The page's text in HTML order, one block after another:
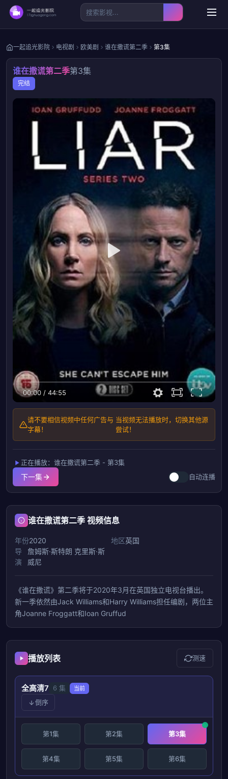
一起追光影院 电视剧 欧美剧 谁在撒谎第二季 第3集
谁在撒谎第二季第3集
完结
00:00 / 44:55
请不要相信视频中任何广告与
字幕！
当视频无法播放时，切换其他源
尝试！
正在播放：谁在撒谎第二季 - 第3集
下一集 自动连播
谁在撒谎第二季 视频信息
年份2020 地区英国
导
演
詹姆斯·斯特朗 克里斯·斯
威尼
《谁在撒谎》第二季将于2020年3月在英国独立电视台播出。
新一季依然由Jack Williams和Harry Williams担任编剧，两位主
角Joanne Froggatt和Ioan Gruffud
播放列表 测速
全高清7 6 集 当前
倒序
第1集 第2集 第3集
第4集 第5集 第6集